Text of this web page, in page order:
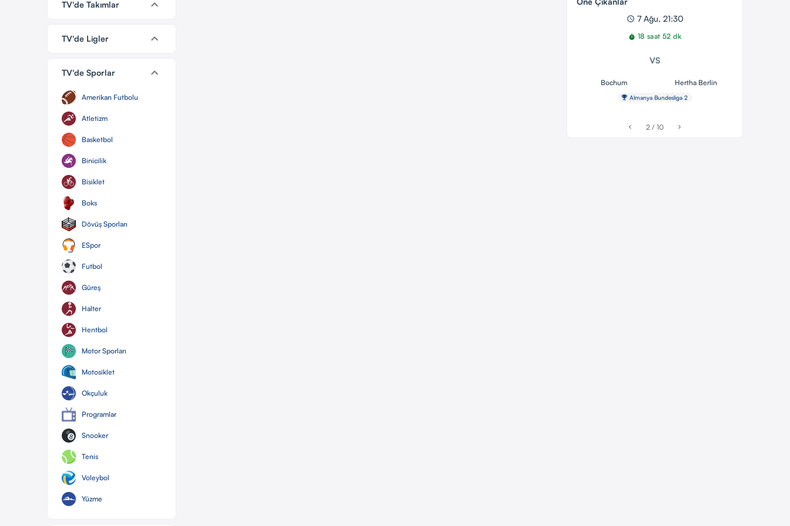
TV'de Takımlar keyboard_arrow_down
TV'de Ligler keyboard_arrow_down
TV'de Sporlar keyboard_arrow_down
Amerikan Futbolu
Atletizm
Basketbol
Binicilik
Bisiklet
Boks
Dövüş Sporları
ESpor
Futbol
Güreş
Halter
Hentbol
Motor Sporları
Motosiklet
Okçuluk
Programlar
Snooker
Tenis
Voleybol
Yüzme
schedule 7 Ağu, 21:30
timer 18 saat 52 dk
Bochum
VS
Hertha Berlin
emoji_events Almanya Bundesliga 2
chevron_left 2 / 10 chevron_right